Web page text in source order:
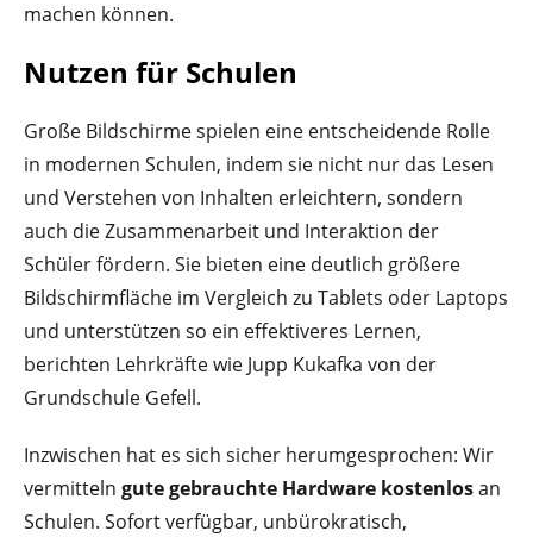
machen können.
Nutzen für Schulen
Große Bildschirme spielen eine entscheidende Rolle
in modernen Schulen, indem sie nicht nur das Lesen
und Verstehen von Inhalten erleichtern, sondern
auch die Zusammenarbeit und Interaktion der
Schüler fördern. Sie bieten eine deutlich größere
Bildschirmfläche im Vergleich zu Tablets oder Laptops
und unterstützen so ein effektiveres Lernen,
berichten Lehrkräfte wie Jupp Kukafka von der
Grundschule Gefell.
Inzwischen hat es sich sicher herumgesprochen: Wir
vermitteln gute gebrauchte Hardware kostenlosan
Schulen. Sofort verfügbar, unbürokratisch,